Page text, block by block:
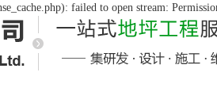
failed to open stream: